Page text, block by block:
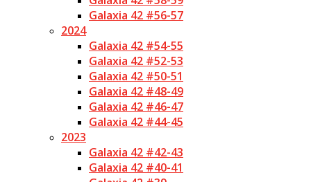
Galaxia 42 #56-57
2024
Galaxia 42 #54-55
Galaxia 42 #52-53
Galaxia 42 #50-51
Galaxia 42 #48-49
Galaxia 42 #46-47
Galaxia 42 #44-45
2023
Galaxia 42 #42-43
Galaxia 42 #40-41